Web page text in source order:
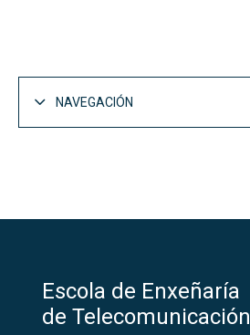
NAVEGACIÓN
Escola de Enxeñaría
de Telecomunicación